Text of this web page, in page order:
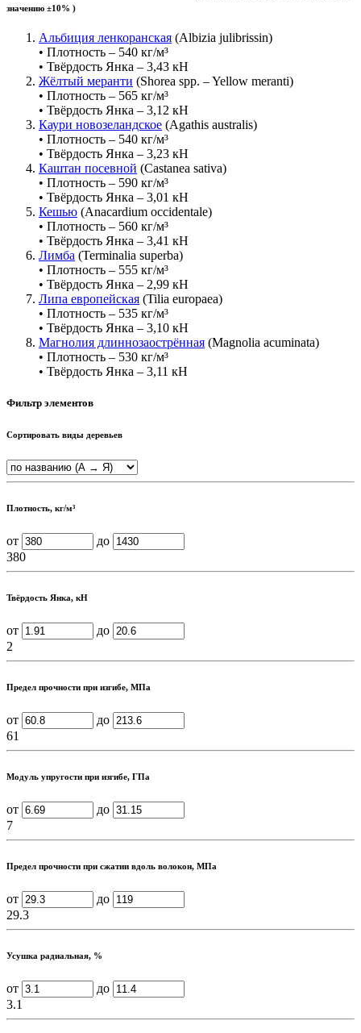
значению ±10% )
Альбиция ленкоранская (Albizia julibrissin)
• Плотность – 540 кг/м³
• Твёрдость Янка – 3,43 кН
Жёлтый меранти (Shorea spp. – Yellow meranti)
• Плотность – 565 кг/м³
• Твёрдость Янка – 3,12 кН
Каури новозеландское (Agathis australis)
• Плотность – 540 кг/м³
• Твёрдость Янка – 3,23 кН
Каштан посевной (Castanea sativa)
• Плотность – 590 кг/м³
• Твёрдость Янка – 3,01 кН
Кешью (Anacardium occidentale)
• Плотность – 560 кг/м³
• Твёрдость Янка – 3,41 кН
Лимба (Terminalia superba)
• Плотность – 555 кг/м³
• Твёрдость Янка – 2,99 кН
Липа европейская (Tilia europaea)
• Плотность – 535 кг/м³
• Твёрдость Янка – 3,10 кН
Магнолия длиннозаострённая (Magnolia acuminata)
• Плотность – 530 кг/м³
• Твёрдость Янка – 3,11 кН
Фильтр элементов
Сортировать виды деревьев
Плотность, кг/м³
от
до
380
Твёрдость Янка, кН
от
до
2
Предел прочности при изгибе, МПа
от
до
61
Модуль упругости при изгибе, ГПа
от
до
7
Предел прочности при сжатии вдоль волокон, МПа
от
до
29.3
Усушка радиальная, %
от
до
3.1